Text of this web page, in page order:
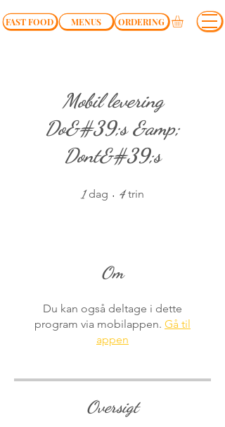
FAST FOOD MENUS ORDERING
Mobil levering
Do&#39;s &amp;
Dont&#39;s
1 dag 1 dag
4 trin
Om
Du kan også deltage i dette
program via mobilappen. Gå til
appen
Oversigt